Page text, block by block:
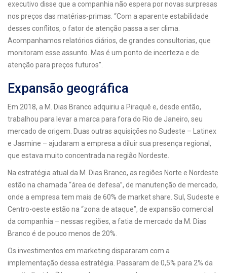
executivo disse que a companhia não espera por novas surpresas
nos preços das matérias-primas. “Com a aparente estabilidade
desses conflitos, o fator de atenção passa a ser clima.
Acompanhamos relatórios diários, de grandes consultorias, que
monitoram esse assunto. Mas é um ponto de incerteza e de
atenção para preços futuros”.
Expansão geográfica
Em 2018, a M. Dias Branco adquiriu a Piraquê e, desde então,
trabalhou para levar a marca para fora do Rio de Janeiro, seu
mercado de origem. Duas outras aquisições no Sudeste – Latinex
e Jasmine – ajudaram a empresa a diluir sua presença regional,
que estava muito concentrada na região Nordeste.
Na estratégia atual da M. Dias Branco, as regiões Norte e Nordeste
estão na chamada “área de defesa”, de manutenção de mercado,
onde a empresa tem mais de 60% de market share. Sul, Sudeste e
Centro-oeste estão na “zona de ataque”, de expansão comercial
da companhia – nessas regiões, a fatia de mercado da M. Dias
Branco é de pouco menos de 20%.
Os investimentos em marketing dispararam com a
implementação dessa estratégia. Passaram de 0,5% para 2% da